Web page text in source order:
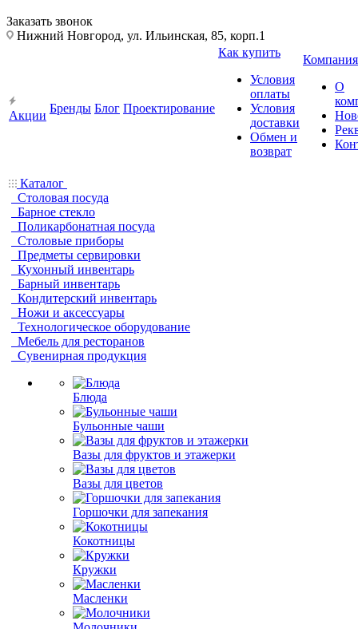
Заказать звонок
Нижний Новгород, ул. Ильинская, 85, корп.1
Акции
Бренды Блог Проектирование
Как купить
Условия
оплаты
Условия
доставки
Обмен и
возврат
Компания
О
Каталог
Столовая посуда
Барное стекло
Поликарбонатная посуда
Столовые приборы
Предметы сервировки
Кухонный инвентарь
Барный инвентарь
Кондитерский инвентарь
Ножи и аксессуары
Технологическое оборудование
Мебель для ресторанов
Сувенирная продукция
Блюда
Бульонные чаши
Вазы для фруктов и этажерки
Вазы для цветов
Горшочки для запекания
Кокотницы
Кружки
Масленки